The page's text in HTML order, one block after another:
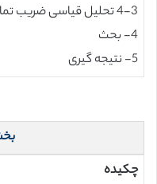
4-3 تحلیل قیاسی ضریب تمایز مکانی
4- بحث
5- نتیجه گیری
چکیده